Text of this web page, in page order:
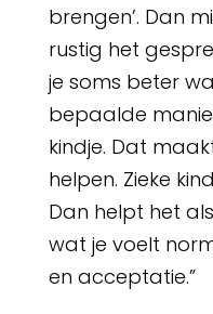
brengen’. Dan
rustig het
je soms beter
bepaalde
kindje. Dat
helpen. Zieke
Dan helpt het
wat je voelt
en acceptatie.”